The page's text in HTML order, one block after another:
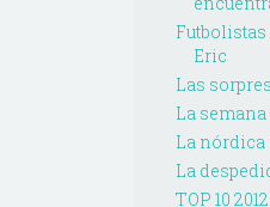
Eric
Las
La
La
La
TOP 10